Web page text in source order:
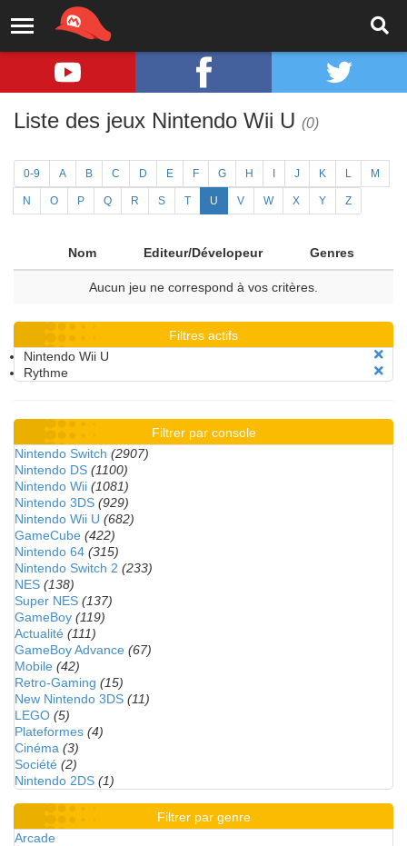
Liste des jeux Nintendo Wii U (0)
0-9 A B C D E F G H J K L M
N O P Q R S T U V W X Y Z
Nom Editeur/Dévelopeur Genres
Aucun jeu ne correspond à vos critères.
Filtres actifs
Nintendo Wii U
Rythme
Filtrer par console
Nintendo Switch (2907)
Nintendo DS (1100)
Nintendo Wii (1081)
Nintendo 3DS (929)
Nintendo Wii U (682)
GameCube (422)
Nintendo 64 (315)
Nintendo Switch 2 (233)
NES (138)
Super NES (137)
GameBoy (119)
Actualité (111)
GameBoy Advance (67)
Mobile (42)
Retro-Gaming (15)
New Nintendo 3DS (11)
LEGO (5)
Plateformes (4)
Cinéma (3)
Société (2)
Nintendo 2DS (1)
Filtrer par genre
Arcade